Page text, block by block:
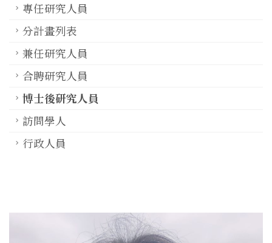
專任研究人員
分計畫列表
兼任研究人員
合聘研究人員
博士後研究人員
訪問學人
行政人員